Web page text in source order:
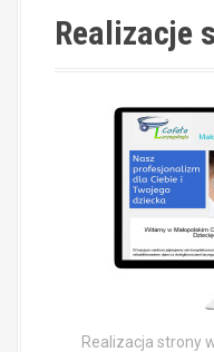
Realizacje
Realizacja strony